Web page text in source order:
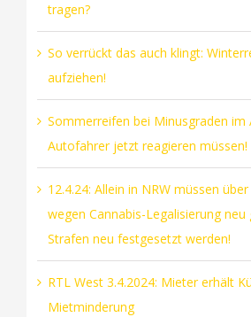
tragen?
So verrückt das auch klingt:
aufziehen!
Sommerreifen bei Minusgraden im
Autofahrer jetzt reagieren müssen!
12.4.24: Allein in NRW müssen
wegen Cannabis-Legalisierung
Strafen neu festgesetzt werden!
RTL West 3.4.2024: Mieter erhält
Mietminderung